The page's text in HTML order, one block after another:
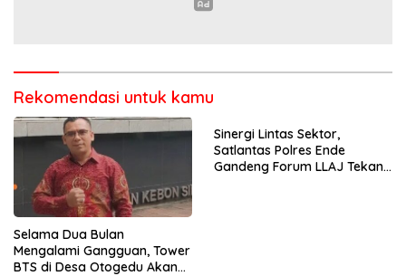
Rekomendasi untuk kamu
Selama Dua Bulan
Mengalami Gangguan, Tower
BTS di Desa Otogedu Akan
Sinergi Lintas Sektor,
Satlantas Polres Ende
Gandeng Forum LLAJ Tekan